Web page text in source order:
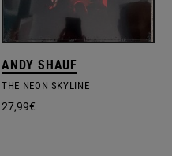
ANDY SHAUF
THE NEON SKYLINE
27,99€